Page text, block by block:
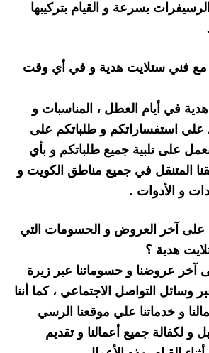
الرسيفرات بسرعة و القيام بتركيبها
مع فني ستلايت هدية و في أي وقت
في أيام العطل ، المناسبات و
نرد علي استفساراتكم و طلباتكم على
، و نعمل على تلبية جميع طلباتكم و بأي
المتنقل في جميع مناطق الكويت و
و الأدوات .
على آخر العروض و الحسومات التي
هدية ؟
آخر عروضنا و حسوماتنا عبر زيرة
وسائل التواصل الاجتماعي ، كما أننا
و خدماتنا علي موقعنا الرسي
و لكفالة جميع أعمالنا و تقديم